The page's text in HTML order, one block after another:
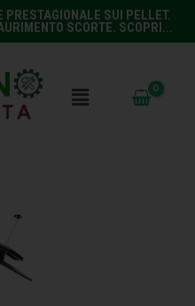
PRESTAGIONALE SUI PELLET.
SCORTE. SCOPRI...